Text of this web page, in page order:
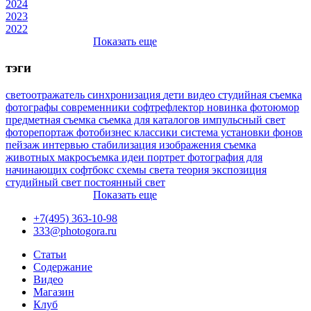
2024
2023
2022
Показать еще
тэги
светоотражатель синхронизация дети видео студийная съемка
фотографы современники софтрефлектор новинка фотоюмор
предметная съемка съемка для каталогов импульсный свет
фоторепортаж фотобизнес классики система установки фонов
пейзаж интервью стабилизация изображения съемка
животных макросъемка идеи портрет фотография для
начинающих софтбокс схемы света теория экспозиция
студийный свет постоянный свет
Показать еще
+7(495) 363-10-98
333@photogora.ru
Статьи
Содержание
Видео
Магазин
Клуб